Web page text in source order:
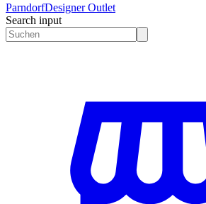
ParndorfDesigner Outlet
Search input